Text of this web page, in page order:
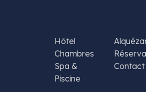
Hôtel
Chambres
Spa &
Piscine
Contact